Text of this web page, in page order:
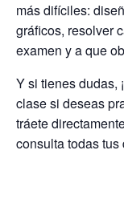
más difíciles:
gráficos, resolver
examen y a que
Y si tienes dudas,
clase si deseas
tráete
consulta todas tus